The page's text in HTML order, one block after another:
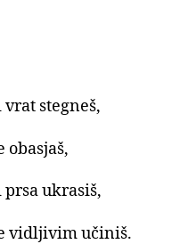
stegneš,
obasjaš,
ukrasiš,
vidljivim učiniš.